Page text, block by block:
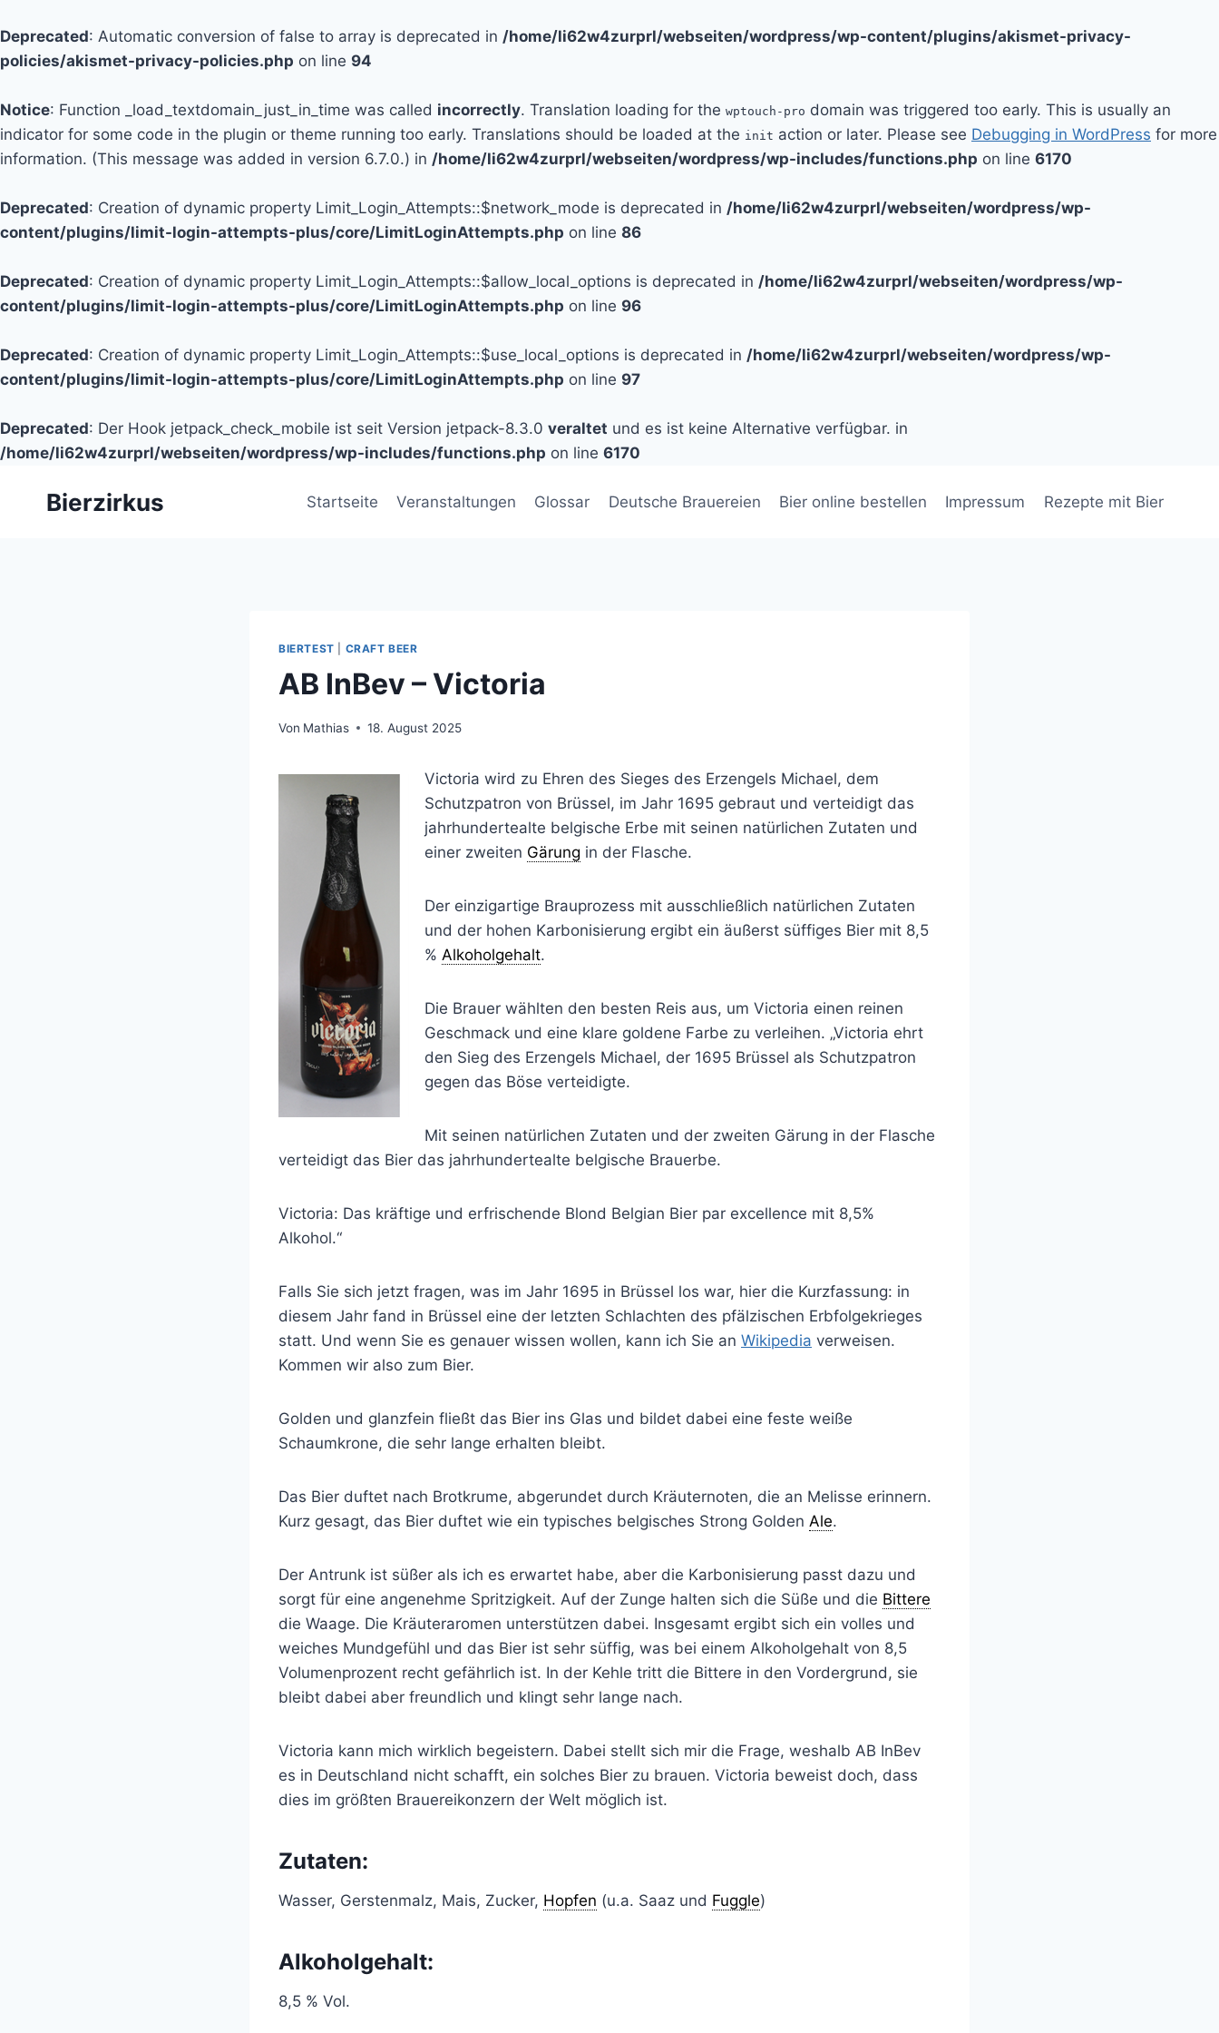
Deprecated: Automatic conversion of false to array is deprecated in /home/li62w4zurprl/webseiten/wordpress/wp-content/plugins/akismet-privacy-
policies/akismet-privacy-policies.php on line 94
Notice: Function _load_textdomain_just_in_time was called incorrectly. Translation loading for the wptouch-pro domain was triggered too early. This is usually an
indicator for some code in the plugin or theme running too early. Translations should be loaded at the init action or later. Please see Debugging in WordPress for more
information. (This message was added in version 6.7.0.) in /home/li62w4zurprl/webseiten/wordpress/wp-includes/functions.php on line 6170
Deprecated: Creation of dynamic property Limit_Login_Attempts::$network_mode is deprecated in /home/li62w4zurprl/webseiten/wordpress/wp-
content/plugins/limit-login-attempts-plus/core/LimitLoginAttempts.php on line 86
Deprecated: Creation of dynamic property Limit_Login_Attempts::$allow_local_options is deprecated in /home/li62w4zurprl/webseiten/wordpress/wp-
content/plugins/limit-login-attempts-plus/core/LimitLoginAttempts.php on line 96
Deprecated: Creation of dynamic property Limit_Login_Attempts::$use_local_options is deprecated in /home/li62w4zurprl/webseiten/wordpress/wp-
content/plugins/limit-login-attempts-plus/core/LimitLoginAttempts.php on line 97
Deprecated: Der Hook jetpack_check_mobile ist seit Version jetpack-8.3.0 veraltet und es ist keine Alternative verfügbar. in
/home/li62w4zurprl/webseiten/wordpress/wp-includes/functions.php on line 6170
Bierzirkus Startseite Veranstaltungen Glossar Deutsche Brauereien Bier online bestellen Impressum Rezepte mit Bier
BIERTEST CRAFT BEER
AB InBev – Victoria
Von Mathias 18. August 2025
Victoria wird zu Ehren des Sieges des Erzengels Michael, dem
Schutzpatron von Brüssel, im Jahr 1695 gebraut und verteidigt das
jahrhundertealte belgische Erbe mit seinen natürlichen Zutaten und
einer zweiten Gärung in der Flasche.
Der einzigartige Brauprozess mit ausschließlich natürlichen Zutaten
und der hohen Karbonisierung ergibt ein äußerst süffiges Bier mit 8,5
% Alkoholgehalt.
Die Brauer wählten den besten Reis aus, um Victoria einen reinen
Geschmack und eine klare goldene Farbe zu verleihen. „Victoria ehrt
den Sieg des Erzengels Michael, der 1695 Brüssel als Schutzpatron
gegen das Böse verteidigte.
Mit seinen natürlichen Zutaten und der zweiten Gärung in der Flasche
verteidigt das Bier das jahrhundertealte belgische Brauerbe.
Victoria: Das kräftige und erfrischende Blond Belgian Bier par excellence mit 8,5%
Alkohol.“
Falls Sie sich jetzt fragen, was im Jahr 1695 in Brüssel los war, hier die Kurzfassung: in
diesem Jahr fand in Brüssel eine der letzten Schlachten des pfälzischen Erbfolgekrieges
statt. Und wenn Sie es genauer wissen wollen, kann ich Sie an Wikipedia verweisen.
Kommen wir also zum Bier.
Golden und glanzfein fließt das Bier ins Glas und bildet dabei eine feste weiße
Schaumkrone, die sehr lange erhalten bleibt.
Das Bier duftet nach Brotkrume, abgerundet durch Kräuternoten, die an Melisse erinnern.
Kurz gesagt, das Bier duftet wie ein typisches belgisches Strong Golden Ale.
Der Antrunk ist süßer als ich es erwartet habe, aber die Karbonisierung passt dazu und
sorgt für eine angenehme Spritzigkeit. Auf der Zunge halten sich die Süße und die Bittere
die Waage. Die Kräuteraromen unterstützen dabei. Insgesamt ergibt sich ein volles und
weiches Mundgefühl und das Bier ist sehr süffig, was bei einem Alkoholgehalt von 8,5
Volumenprozent recht gefährlich ist. In der Kehle tritt die Bittere in den Vordergrund, sie
bleibt dabei aber freundlich und klingt sehr lange nach.
Victoria kann mich wirklich begeistern. Dabei stellt sich mir die Frage, weshalb AB InBev
es in Deutschland nicht schafft, ein solches Bier zu brauen. Victoria beweist doch, dass
dies im größten Brauereikonzern der Welt möglich ist.
Zutaten:
Wasser, Gerstenmalz, Mais, Zucker, Hopfen (u.a. Saaz und Fuggle)
Alkoholgehalt:
8,5 % Vol.